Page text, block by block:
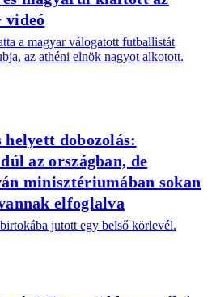
videó
a magyar válogatott futballistát
az athéni elnök nagyot alkotott.
helyett dobozolás:
az országban, de
minisztériumában sokan
elfoglalva
jutott egy belső körlevél.